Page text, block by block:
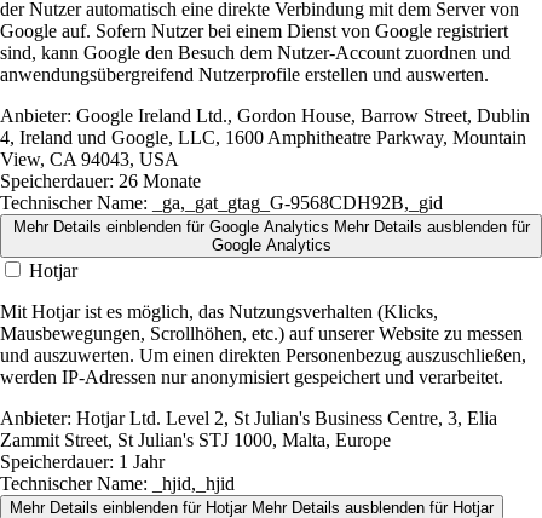
der Nutzer automatisch eine direkte Verbindung mit dem Server von
Google auf. Sofern Nutzer bei einem Dienst von Google registriert
sind, kann Google den Besuch dem Nutzer-Account zuordnen und
anwendungsübergreifend Nutzerprofile erstellen und auswerten.
Anbieter: Google Ireland Ltd., Gordon House, Barrow Street, Dublin
4, Ireland und Google, LLC, 1600 Amphitheatre Parkway, Mountain
View, CA 94043, USA
Speicherdauer: 26 Monate
Technischer Name: _ga,_gat_gtag_G-9568CDH92B,_gid
Mehr Details einblendenfür Google Analytics Mehr Details ausblendenfür
Google Analytics
Hotjar
Mit Hotjar ist es möglich, das Nutzungsverhalten (Klicks,
Mausbewegungen, Scrollhöhen, etc.) auf unserer Website zu messen
und auszuwerten. Um einen direkten Personenbezug auszuschließen,
werden IP-Adressen nur anonymisiert gespeichert und verarbeitet.
Anbieter: Hotjar Ltd. Level 2, St Julian's Business Centre, 3, Elia
Zammit Street, St Julian's STJ 1000, Malta, Europe
Speicherdauer: 1 Jahr
Technischer Name: _hjid,_hjid
Mehr Details einblenden für Hotjar Mehr Details ausblenden für Hotjar